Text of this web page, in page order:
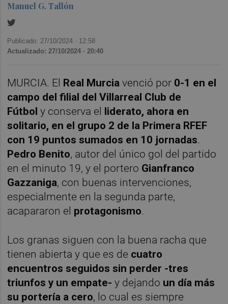
Manuel G. Tallón
Publicado: 27/10/2024 · 12:58
Actualizado: 27/10/2024 · 20:40
MURCIA. El Real Murcia venció por 0-1 en el
campo del filial del Villarreal Club de
Fútboly conserva el liderato, ahora en
solitario, en el grupo 2 de la Primera RFEF
con 19 puntos sumados en 10 jornadas.
Pedro Benito, autor del único gol del partido
en el minuto 19, y el portero Gianfranco
Gazzaniga, con buenas intervenciones,
especialmente en la segunda parte,
acapararon el protagonismo.
Los granas siguen con la buena racha que
tienen abierta y que es de cuatro
encuentros seguidos sin perder -tres
triunfos y un empate- y dejando un día más
su portería a cero, lo cual es siempre